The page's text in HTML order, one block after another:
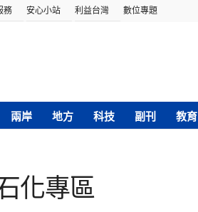
務 安心小站 利益台灣 數位專題
兩岸 地方 科技 副刊 教育
化專區